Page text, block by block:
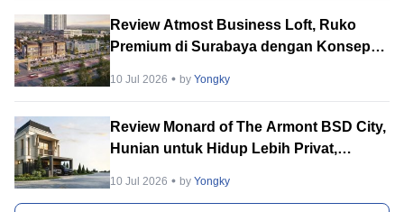
Review Atmost Business Loft, Ruko
Premium di Surabaya dengan Konsep
10 Jul 2026 byYongky
Review Monard of The Armont BSD City,
Hunian untuk Hidup Lebih Privat,
10 Jul 2026 byYongky